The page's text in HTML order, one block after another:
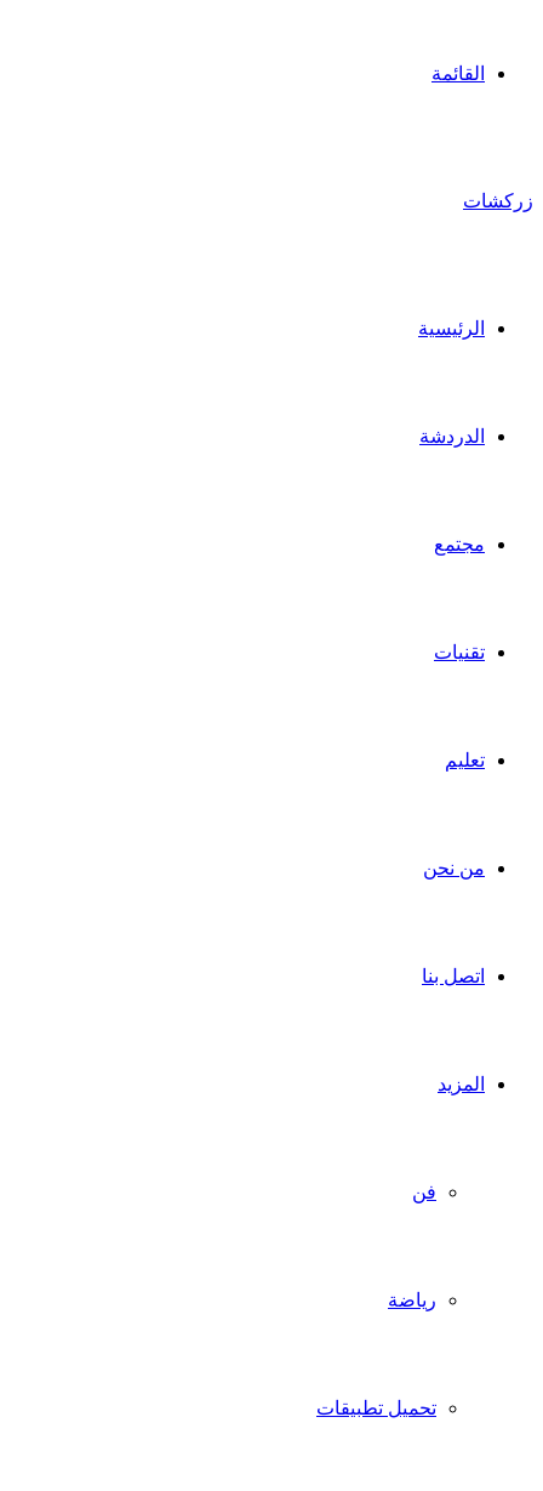
القائمة
الرئيسية
الدردشة
مجتمع
تقنيات
تعليم
من نحن
اتصل بنا
المزيد
فن
رياضة
تحميل تطبيقات